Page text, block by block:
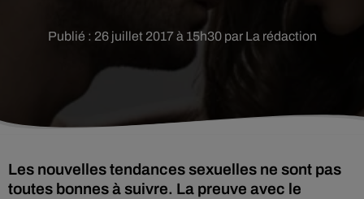
Publié : 26 juillet 2017 à 15h30 par La rédaction
Les nouvelles tendances sexuelles ne sont pas
toutes bonnes à suivre. La preuve avec le